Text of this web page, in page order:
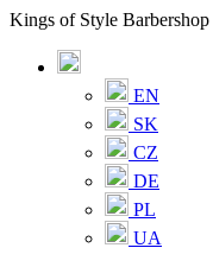
Kings of Style Barbershop
EN
SK
CZ
DE
PL
UA